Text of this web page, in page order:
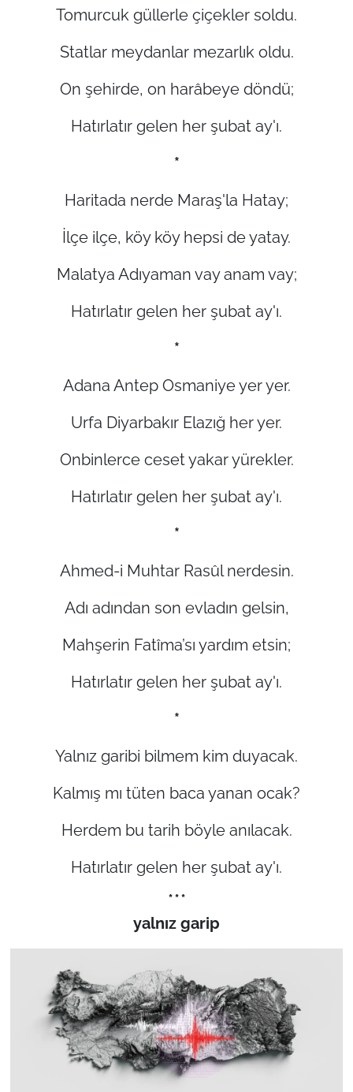
Tomurcuk güllerle çiçekler soldu.
Statlar meydanlar mezarlık oldu.
On şehirde, on harâbeye döndü;
Hatırlatır gelen her şubat ay'ı.
*
Haritada nerde Maraş'la Hatay;
İlçe ilçe, köy köy hepsi de yatay.
Malatya Adıyaman vay anam vay;
Hatırlatır gelen her şubat ay'ı.
*
Adana Antep Osmaniye yer yer.
Urfa Diyarbakır Elazığ her yer.
Onbinlerce ceset yakar yürekler.
Hatırlatır gelen her şubat ay'ı.
*
Ahmed-i Muhtar Rasûl nerdesin.
Adı adından son evladın gelsin,
Mahşerin Fatîma’sı yardım etsin;
Hatırlatır gelen her şubat ay'ı.
*
Yalnız garibi bilmem kim duyacak.
Kalmış mı tüten baca yanan ocak?
Herdem bu tarih böyle anılacak.
Hatırlatır gelen her şubat ay'ı.
* * *
yalnız garip